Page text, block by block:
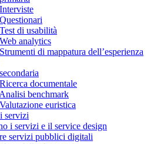
di usabilità
analytics
di mappatura dell’esperienza
documentale
benchmark
euristica
servizi
i servizi e il service design
servizi pubblici digitali